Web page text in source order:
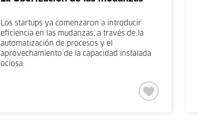
Los startups ya comenzaron a introducir
eficiencia en las mudanzas, a través de la
automatización de procesos y el
aprovechamiento de la capacidad instalada
ociosa.